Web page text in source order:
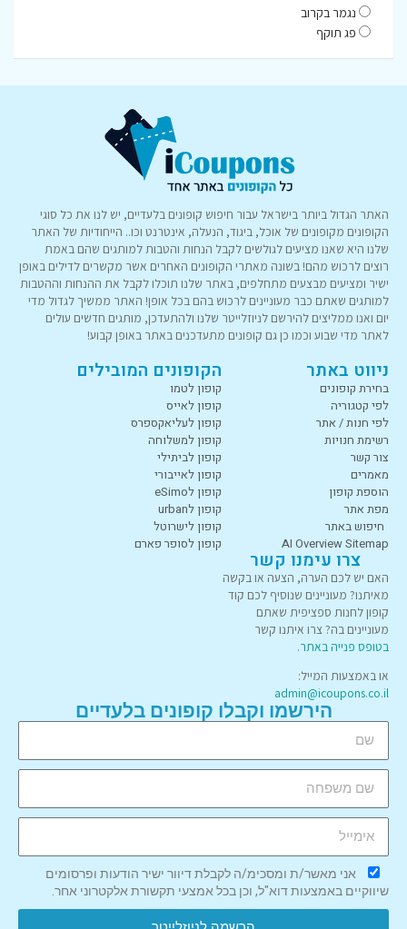
נגמר בקרוב
פג תוקף
האתר הגדול ביותר בישראל עבור חיפוש קופונים בלעדיים, יש לנו את כל סוגי
הקופונים מקופונים של אוכל, ביגוד, הנעלה, אינטרנט וכו.. הייחודיות של האתר
שלנו היא שאנו מציעים לגולשים לקבל הנחות והטבות למותגים שהם באמת
רוצים לרכוש מהם! בשונה מאתרי הקופונים האחרים אשר מקשרים לדילים באופן
ישיר ומציעים מבצעים מתחלפים, באתר שלנו תוכלו לקבל את ההנחות וההטבות
למותגים שאתם כבר מעוניינים לרכוש בהם בכל אופן! האתר ממשיך לגדול מדי
יום ואנו ממליצים להירשם לניוזלייטר שלנו ולהתעדכן, מותגים חדשים עולים
לאתר מדי שבוע וכמו כן גם קופונים מתעדכנים באתר באופן קבוע!
ניווט באתר
בחירת קופונים
לפי קטגוריה
לפי חנות / אתר
רשימת חנויות
צור קשר
מאמרים
הוספת קופון
מפת אתר
חיפוש באתר
AI Overview Sitemap
הקופונים המובילים
קופון לטמו
קופון לאייס
קופון לעליאקספרס
קופון למשלוחה
קופון לביתילי
קופון לאייבורי
קופון לeSimo
קופון לurban
קופון לישרוטל
קופון לסופר פארם
צרו עימנו קשר
האם יש לכם הערה, הצעה או בקשה
מאיתנו? מעוניינים שנוסיף לכם קוד
קופון לחנות ספציפית שאתם
מעוניינים בה? צרו איתנו קשר
בטופס פנייה באתר.
או באמצעות המייל:
admin@icoupons.co.il
הירשמו וקבלו קופונים בלעדיים
אני מאשר/ת ומסכימ/ה לקבלת דיוור ישיר הודעות ופרסומים
שיווקיים באמצעות דוא"ל, וכן בכל אמצעי תקשורת אלקטרוני אחר.